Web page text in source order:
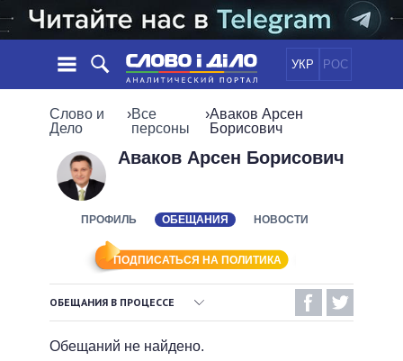
УКР РОС
НОВОСТИ
ЛЕНТА
СОБЫТИЯ
ОБЗОРЫ
ДАЙДЖЕСТЫ
ПОЛИТИКА
ОБЕЩАНИЯ
ПРЕЗИДЕНТ И ОФИС
ВЕРХОВНАЯ РАДА
КАБИНЕТ МИНИСТРОВ
ГЛАВЫ ОБЛАДМИНИСТРАЦИЙ
ИНФОГРАФИКА
ВИДЕО
ПОДДЕРЖАТЬ
СРАВНЕНИЕ ПОЛИТИКОВ
Слово и
Дело
›Все
персоны
›Аваков Арсен
Борисович
Аваков Арсен Борисович
ПРОФИЛЬ ОБЕЩАНИЯ НОВОСТИ
ПОДПИСАТЬСЯ НА ПОЛИТИКА
ОБЕЩАНИЯ В ПРОЦЕССЕ
Обещаний не найдено.